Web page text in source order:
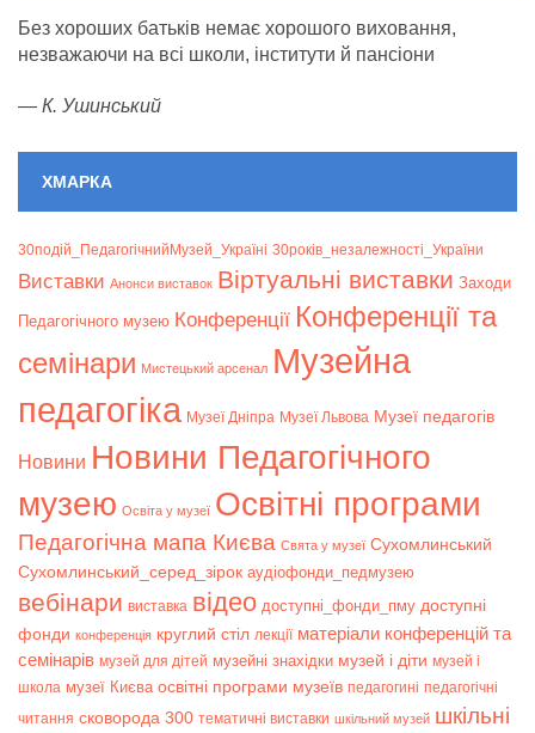
Без хороших батьків немає хорошого виховання,
незважаючи на всі школи, інститути й пансіони
— К. Ушинський
ХМАРКА
30подій_ПедагогічнийМузей_Україні 30років_незалежності_України
Bиставки Анонси виставок Віртуальні виставки Заходи
Педагогічного музею Конференції Конференції та
семінари Мистецький арсенал Музейна
педагогіка Музеї Дніпра Музеї Львова Музеї педагогів
Новини Новини Педагогічного
музею Освіта у музеї Освітні програми
Педагогічна мапа Києва Свята у музеї Сухомлинський
Сухомлинський_серед_зірок аудіофонди_педмузею
вебінари виставка відео доступні_фонди_пму доступні
фонди конференція круглий стіл лекції матеріали конференцій та
семінарів музей для дітей музейні знахідки музей і діти музей і
школа музеї Києва освітні програми музеїв педагогині педагогічні
читання сковорода 300 тематичні виставки шкільний музей шкільні